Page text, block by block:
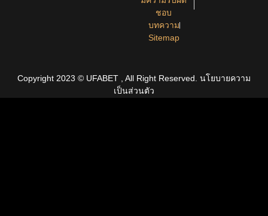
ชอบ
บทความ
Sitemap
Copyright 2023 © UFABET , All Right Reserved. นโยบายความ
เป็นส่วนตัว